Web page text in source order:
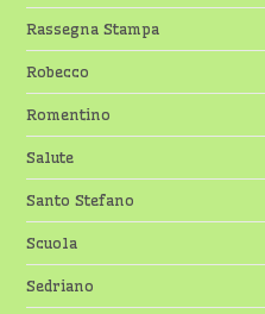
Rassegna Stampa
Robecco
Romentino
Salute
Santo Stefano
Scuola
Sedriano